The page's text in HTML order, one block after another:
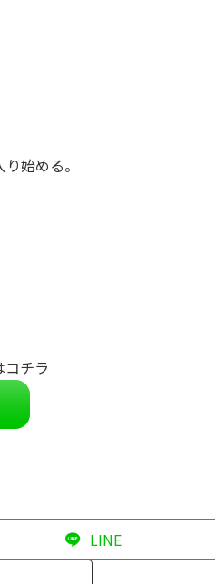
始める。
コチラ
LINE